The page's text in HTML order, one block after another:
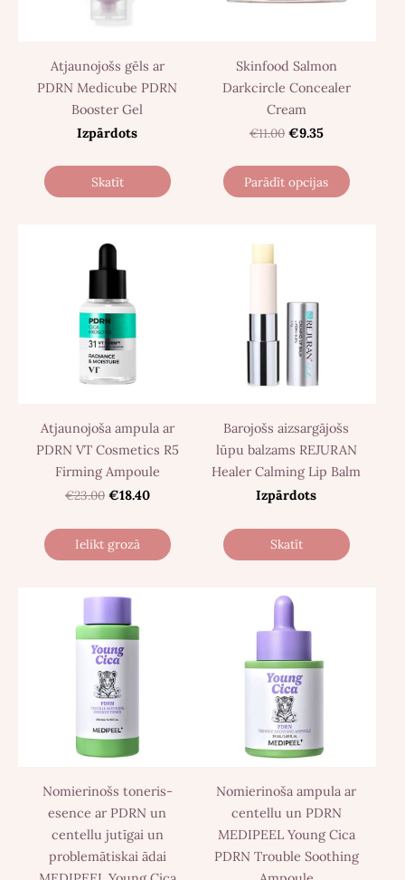
Atjaunojošs gēls ar
PDRN Medicube PDRN
Booster Gel
Izpārdots
Skatīt
Skinfood Salmon
Darkcircle Concealer
Cream
€11.00 €9.35
Parādīt opcijas
Atjaunojoša ampula ar
PDRN VT Cosmetics R5
Firming Ampoule
€23.00 €18.40
Ielikt grozā
Barojošs aizsargājošs
lūpu balzams REJURAN
Healer Calming Lip Balm
Izpārdots
Skatīt
Nomierinošs toneris-
esence ar PDRN un
centellu jutīgai un
problemātiskai ādai
Nomierinoša ampula ar
centellu un PDRN
MEDIPEEL Young Cica
PDRN Trouble Soothing